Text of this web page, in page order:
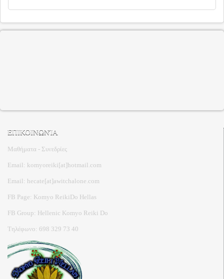
ΕΠΙΚΟΙΝΩΝΊΑ
Μαθήματα - Συνεδρίες
Email: komyoreiki[at]hotmail.com
Email: hecate[at]awitchalone.com
FB Page: Komyo ReikiDo Hellas
FB Group: Hellenic Komyo Reiki Do
Τηλέφωνο: 698 329 73 40